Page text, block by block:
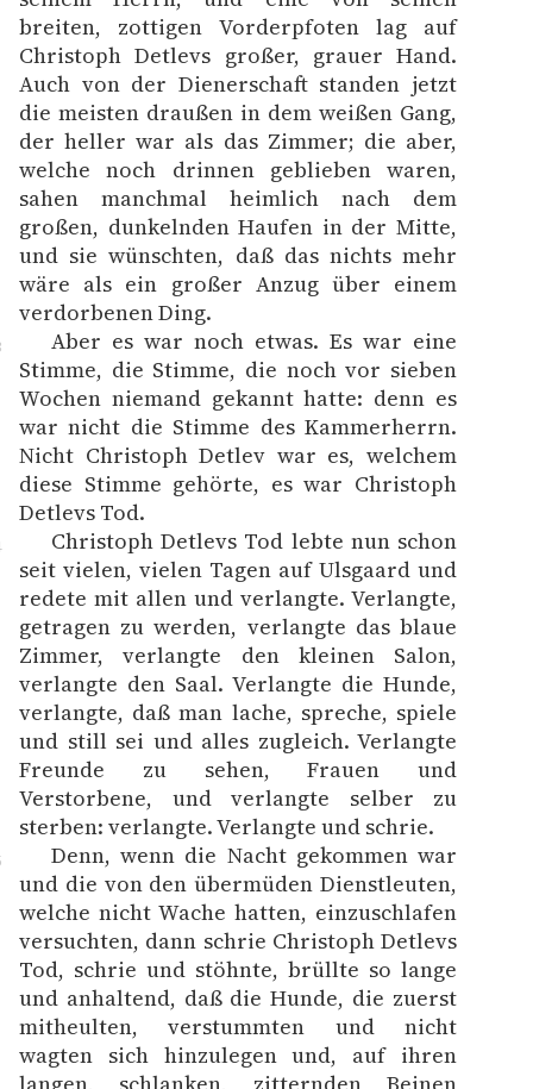
breiten, zottigen Vorderpfoten lag auf
Christoph Detlevs großer, grauer Hand.
Auch von der Dienerschaft standen jetzt
die meisten draußen in dem weißen Gang,
der heller war als das Zimmer; die aber,
welche noch drinnen geblieben waren,
sahen manchmal heimlich nach dem
großen, dunkelnden Haufen in der Mitte,
und sie wünschten, daß das nichts mehr
wäre als ein großer Anzug über einem
verdorbenen Ding.
Aber es war noch etwas. Es war eine
Stimme, die Stimme, die noch vor sieben
Wochen niemand gekannt hatte: denn es
war nicht die Stimme des Kammerherrn.
Nicht Christoph Detlev war es, welchem
diese Stimme gehörte, es war Christoph
Detlevs Tod.
Christoph Detlevs Tod lebte nun schon
seit vielen, vielen Tagen auf Ulsgaard und
redete mit allen und verlangte. Verlangte,
getragen zu werden, verlangte das blaue
Zimmer, verlangte den kleinen Salon,
verlangte den Saal. Verlangte die Hunde,
verlangte, daß man lache, spreche, spiele
und still sei und alles zugleich. Verlangte
Freunde zu sehen, Frauen und
Verstorbene, und verlangte selber zu
sterben: verlangte. Verlangte und schrie.
Denn, wenn die Nacht gekommen war
und die von den übermüden Dienstleuten,
welche nicht Wache hatten, einzuschlafen
versuchten, dann schrie Christoph Detlevs
Tod, schrie und stöhnte, brüllte so lange
und anhaltend, daß die Hunde, die zuerst
mitheulten, verstummten und nicht
wagten sich hinzulegen und, auf ihren